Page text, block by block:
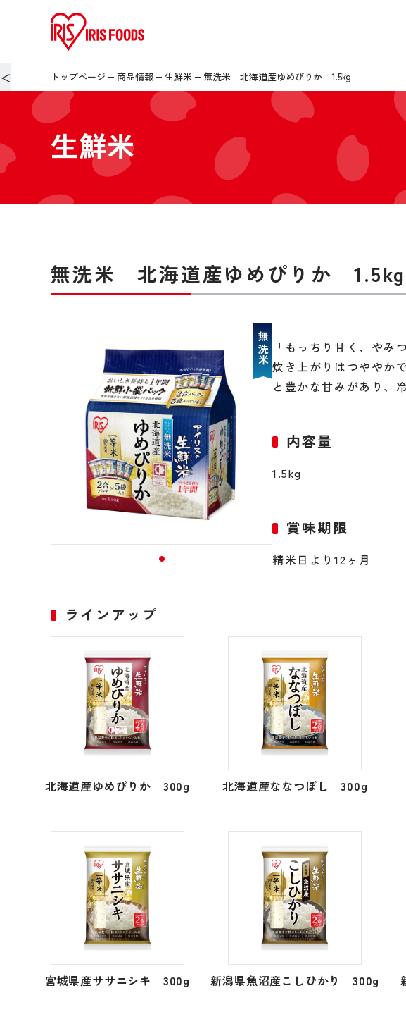
＜ トップページ 商品情報 生鮮米 無洗米 北海道産ゆめぴりか 1.5kg
生鮮米
無洗米 北海道産ゆめぴりか 1.5kg
無洗米 「もっちり甘く、やみ
炊き上がりはつややか
と豊かな甘みがあり、
内容量
1.5kg
賞味期限
精米日より12ヶ月
ラインアップ
北海道産ゆめぴりか 300g 北海道産ななつぼし 300g
宮城県産ササニシキ 300g 新潟県魚沼産こしひかり 300g